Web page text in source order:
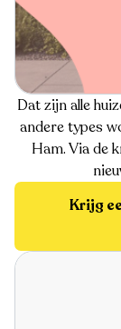
Dat zijn alle
andere types
Ham. Via de
Krijg